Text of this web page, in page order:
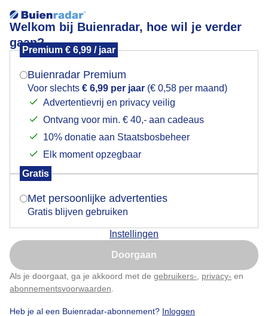
Welkom bij Buienradar, hoe wil je verder
gaan?
Premium € 6,99 / jaar
Buienradar Premium
Voor slechts € 6,99 per jaar (€ 0,58 per maand)
Advertentievrij en privacy veilig
Ontvang voor min. € 40,- aan cadeaus
10% donatie aan Staatsbosbeheer
Elk moment opzegbaar
Gratis
Met persoonlijke advertenties
Gratis blijven gebruiken
Instellingen
Doorgaan
Als je doorgaat, ga je akkoord met de gebruikers- privacy- en
abonnementsvoorwaarden
Heb je al een Buienradar-abonnement? Inloggen
Mooie wolken boven de Groninger Blauwestad
Door: Arnout Bolt Gemaakt: 07-06-2026, 27x bekeken
Bekijk slideshow
Mogen we je locatie gebruiken voor het
Indien je hier nog geen akkoord op hebt gegeven,
verschijnt er zo een pop-up uit je browser waarin
Is goed, toon de popup
Nu niet, misschien later
Klik hierom dit aan te passen